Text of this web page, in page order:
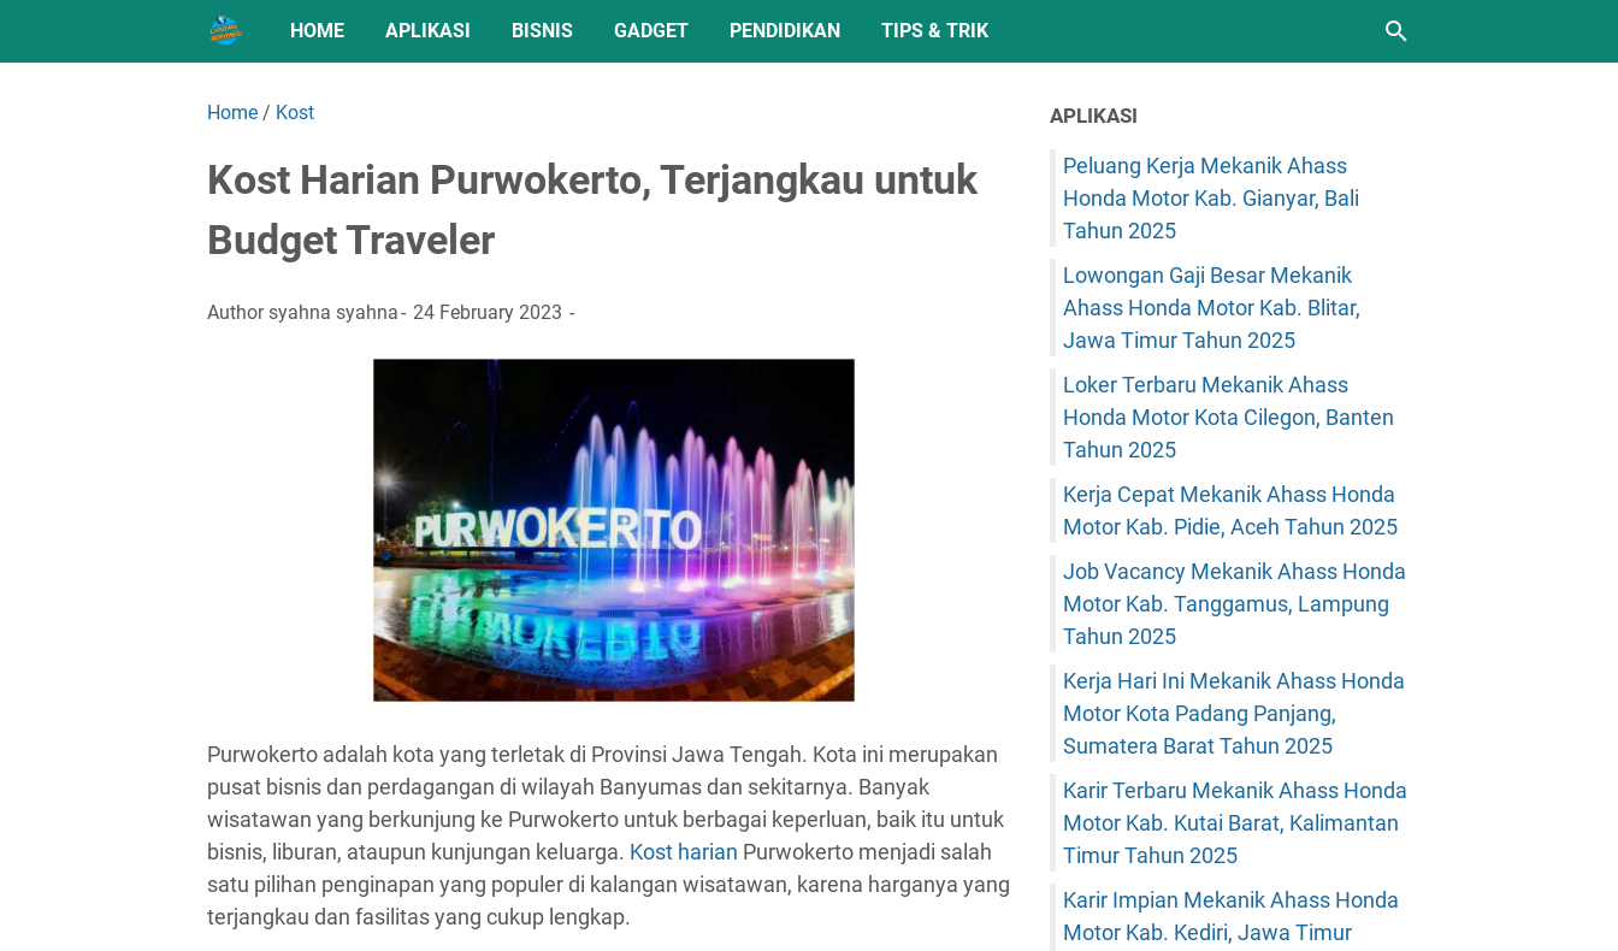
HOME APLIKASI BISNIS GADGET PENDIDIKAN TIPS & TRIK
Home / Kost
Kost Harian Purwokerto, Terjangkau untuk
Budget Traveler
Authorsyahna syahna 24 February 2023
Purwokerto adalah kota yang terletak di Provinsi Jawa Tengah. Kota ini merupakan
pusat bisnis dan perdagangan di wilayah Banyumas dan sekitarnya. Banyak
wisatawan yang berkunjung ke Purwokerto untuk berbagai keperluan, baik itu untuk
bisnis, liburan, ataupun kunjungan keluarga. Kost harian Purwokerto menjadi salah
satu pilihan penginapan yang populer di kalangan wisatawan, karena harganya yang
terjangkau dan fasilitas yang cukup lengkap.
APLIKASI
Peluang Kerja Mekanik Ahass
Honda Motor Kab. Gianyar, Bali
Tahun 2025
Lowongan Gaji Besar Mekanik
Ahass Honda Motor Kab. Blitar,
Jawa Timur Tahun 2025
Loker Terbaru Mekanik Ahass
Honda Motor Kota Cilegon, Banten
Tahun 2025
Kerja Cepat Mekanik Ahass Honda
Motor Kab. Pidie, Aceh Tahun 2025
Job Vacancy Mekanik Ahass Honda
Motor Kab. Tanggamus, Lampung
Tahun 2025
Kerja Hari Ini Mekanik Ahass Honda
Motor Kota Padang Panjang,
Sumatera Barat Tahun 2025
Karir Terbaru Mekanik Ahass Honda
Motor Kab. Kutai Barat, Kalimantan
Timur Tahun 2025
Karir Impian Mekanik Ahass Honda
Motor Kab. Kediri, Jawa Timur